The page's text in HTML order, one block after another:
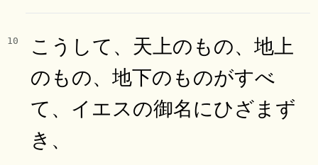
10
こうして、天上のもの、地上
のもの、地下のものがすべ
て、イエスの御名にひざまず
き、